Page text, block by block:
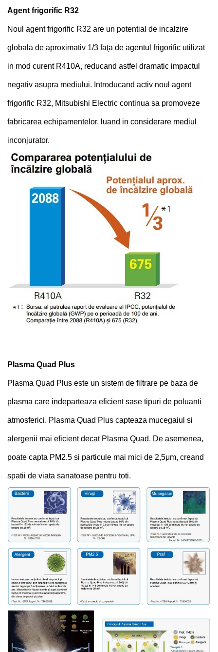
Agent frigorific R32
Noul agent frigorific R32 are un potential de incalzire
globala de aproximativ 1/3 faţa de agentul frigorific utilizat
in mod curent R410A, reducand astfel dramatic impactul
negativ asupra mediului. Introducand activ noul agent
frigorific R32, Mitsubishi Electric continua sa promoveze
fabricarea echipamentelor, luand in considerare mediul
inconjurator.
Plasma Quad Plus
Plasma Quad Plus este un sistem de filtrare pe baza de
plasma care indeparteaza eficient sase tipuri de poluanti
atmosferici. Plasma Quad Plus capteaza mucegaiul si
alergenii mai eficient decat Plasma Quad. De asemenea,
poate capta PM2.5 si particule mai mici de 2,5μm, creand
spatii de viata sanatoase pentru toti.